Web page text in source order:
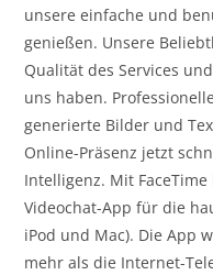
unsere einfache und
genießen. Unsere
Qualität des Services
uns haben.
generierte Bilder und
Online-Präsenz jetzt
Intelligenz. Mit
Videochat-App für die
iPod und Mac). Die App
mehr als die Internet-